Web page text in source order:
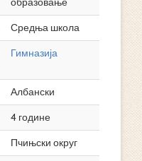
Средња школа
Гимназија
Албански
4 године
Пчињски округ